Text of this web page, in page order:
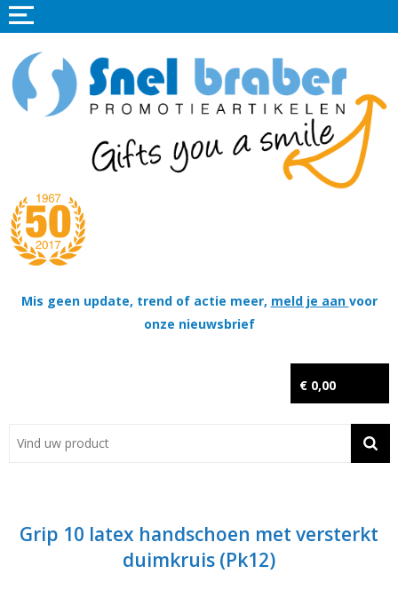
Mis geen update, trend of actie meer, meld je aan voor
onze nieuwsbrief
€ 0,00
Home
Promotieartikelen
Tassen
Thema's
Contact
Wil je snel een advies? Bel nu 053-7920045 of 06-55731304
Grip 10 latex handschoen met versterkt
duimkruis (Pk12)